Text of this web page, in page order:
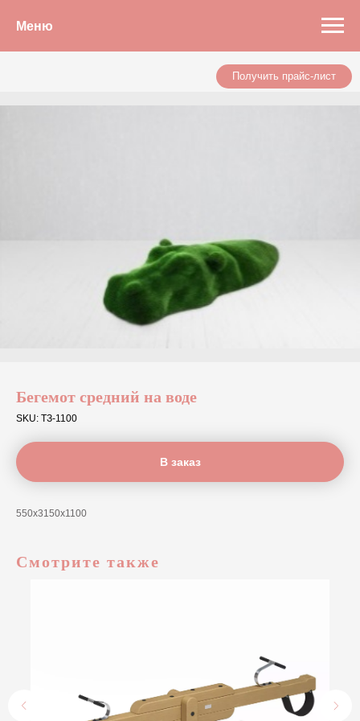
Меню
Получить прайс-лист
Бегемот средний на воде
SKU: ТЗ-1100
В заказ
550х3150х1100
Смотрите также